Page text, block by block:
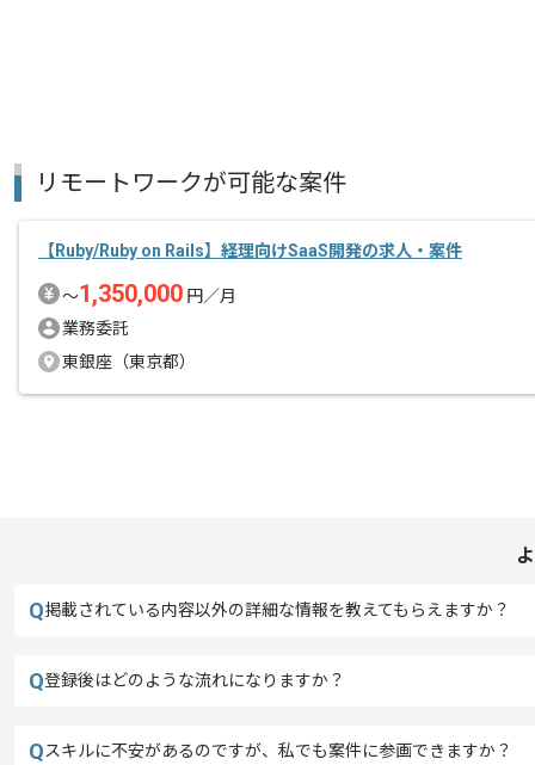
リモートワークが可能な案件
【Ruby/Ruby on Rails】経理向けSaaS開発の求人・案件
〜1,350,000 円／月
業務委託
東銀座（東京都）
Q掲載されている内容以外の詳細な情報を教えてもらえますか？
Q登録後はどのような流れになりますか？
Qスキルに不安があるのですが、私でも案件に参画できますか？